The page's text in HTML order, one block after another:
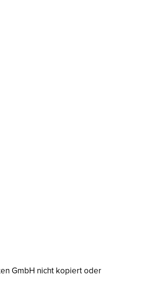
GmbH nicht kopiert oder